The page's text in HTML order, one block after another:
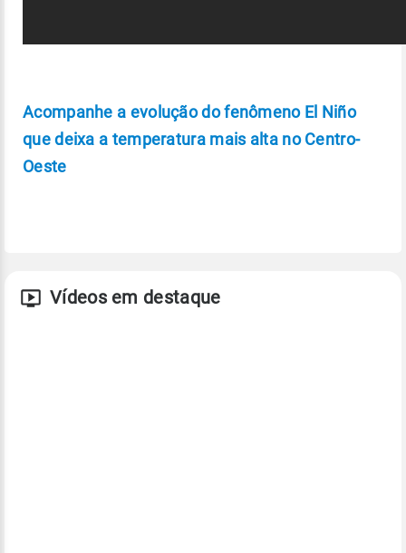
Acompanhe a evolução do fenômeno El Niño
que deixa a temperatura mais alta no Centro-
Oeste
Vídeos em destaque